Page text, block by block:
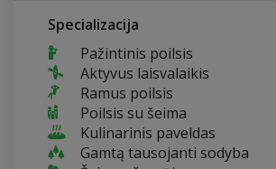
Specializacija
Pažintinis poilsis
Aktyvus laisvalaikis
Ramus poilsis
Poilsis su šeima
Kulinarinis paveldas
Gamtą tausojanti sodyba